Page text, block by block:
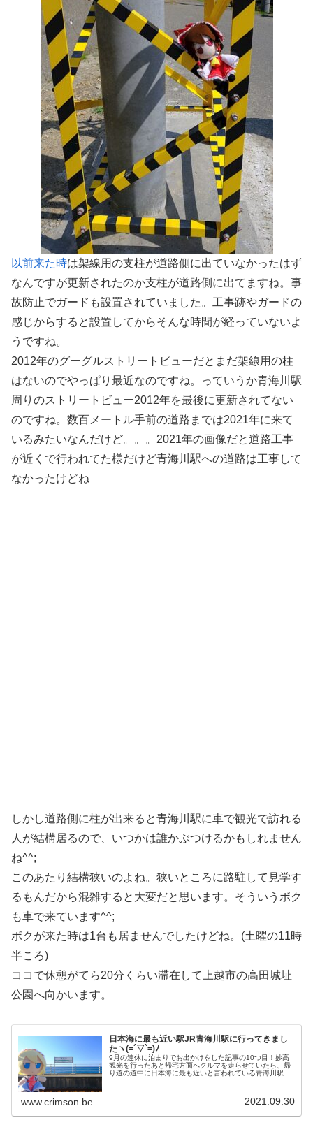
以前来た時は架線用の支柱が道路側に出ていなかったはず
なんですが更新されたのか支柱が道路側に出てますね。事
故防止でガードも設置されていました。工事跡やガードの
感じからすると設置してからそんな時間が経っていないよ
うですね。
2012年のグーグルストリートビューだとまだ架線用の柱
はないのでやっぱり最近なのですね。っていうか青海川駅
周りのストリートビュー2012年を最後に更新されてない
のですね。数百メートル手前の道路までは2021年に来て
いるみたいなんだけど。。。2021年の画像だと道路工事
が近くで行われてた様だけど青海川駅への道路は工事して
なかったけどね
しかし道路側に柱が出来ると青海川駅に車で観光で訪れる
人が結構居るので、いつかは誰かぶつけるかもしれません
ね^^;
このあたり結構狭いのよね。狭いところに路駐して見学す
るもんだから混雑すると大変だと思います。そういうボク
も車で来ています^^;
ボクが来た時は1台も居ませんでしたけどね。(土曜の11時
半ころ)
ココで休憩がてら20分くらい滞在して上越市の高田城址
公園へ向かいます。
日本海に最も近い駅JR青海川駅に行ってきまし
たヽ(=´▽`=)ﾉ
9月の連休に泊まりでお出かけをした記事の10つ目！妙高
観光を行ったあと帰宅方面へクルマを走らせていたら、帰
り道の道中に日本海に最も近いと言われている青海川駅が
www.crimson.be 2021.09.30